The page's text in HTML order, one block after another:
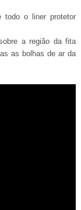
todo o liner protetor
a região da fita
as bolhas de ar da